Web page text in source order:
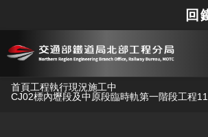
跳到主要內容
回
首頁工程執行現況施工中
CJ02標內壢段及中原段臨時軌第一階段工程